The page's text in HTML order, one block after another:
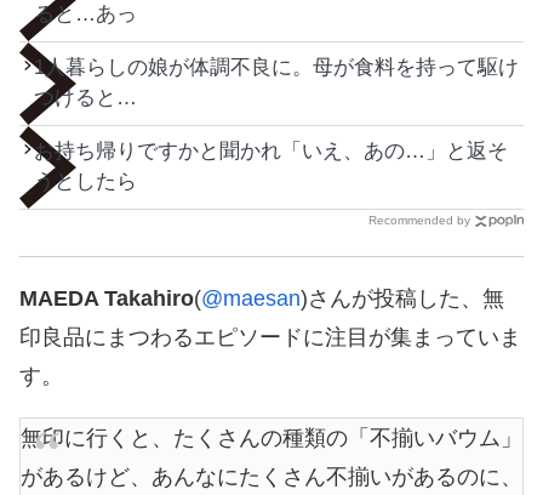
ると…あっ
1人暮らしの娘が体調不良に。母が食料を持って駆け
つけると…
お持ち帰りですかと聞かれ「いえ、あの…」と返そ
うとしたら
Recommended by
MAEDA Takahiro(@maesan)さんが投稿した、無
印良品にまつわるエピソードに注目が集まっていま
す。
無印に行くと、たくさんの種類の「不揃いバウム」
があるけど、あんなにたくさん不揃いがあるのに、